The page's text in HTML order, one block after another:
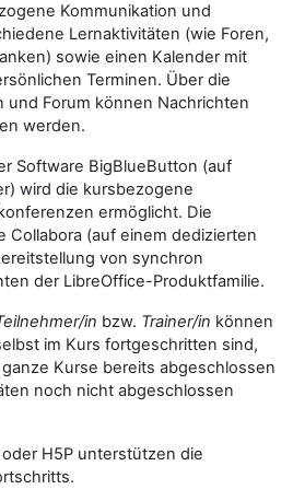
Kommunikation und
Lernaktivitäten (wie Foren,
sowie einen Kalender mit
Terminen. Über die
und Forum können Nachrichten
werden.
Software BigBlueButton (auf
wird die kursbezogene
ermöglicht. Die
Collabora (auf einem dedizierten
von synchron
der LibreOffice-Produktfamilie.
in bzw. Trainer/in können
im Kurs fortgeschritten sind,
Kurse bereits abgeschlossen
noch nicht abgeschlossen
H5P unterstützen die